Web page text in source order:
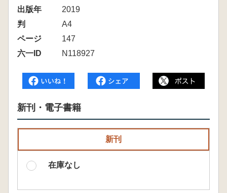
出版年
2019
判
A4
ページ
147
六一ID
N118927
新刊・電子書籍
新刊
在庫なし